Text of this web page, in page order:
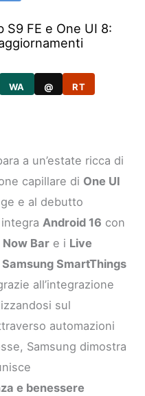
S9 FE e One UI 8:
WA @ RT
a un’estate ricca di
capillare di One UI
e al debutto
integraAndroid 16 con
Now Bar e i Live
Samsung SmartThings
all’integrazione
sul
automazioni
Samsung dimostra
e benessere